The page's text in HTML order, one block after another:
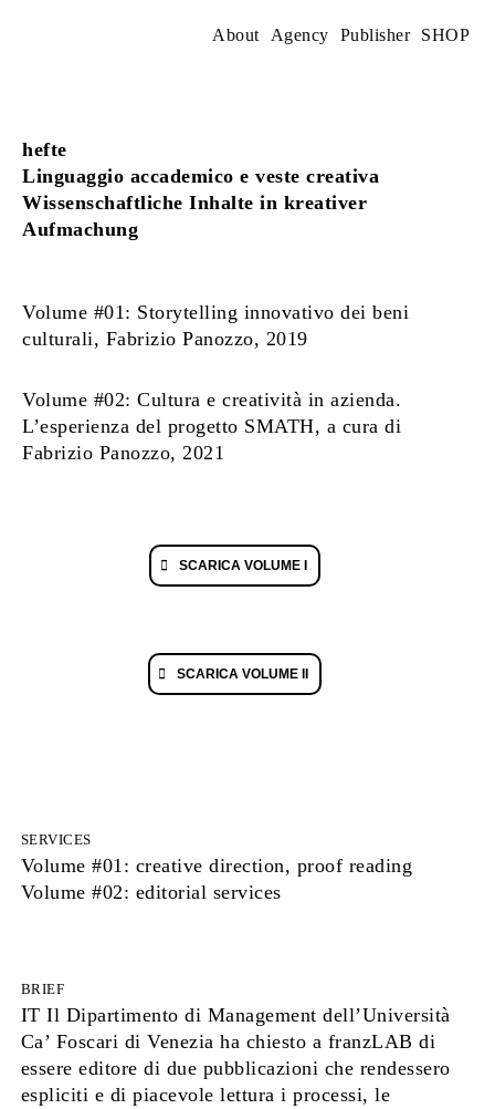
About Agency Publisher SHOP
hefte
Linguaggio accademico e veste creativa
Wissenschaftliche Inhalte in kreativer
Aufmachung
Volume #01: Storytelling innovativo dei beni
culturali, Fabrizio Panozzo, 2019
Volume #02: Cultura e creatività in azienda.
L’esperienza del progetto SMATH, a cura di
Fabrizio Panozzo, 2021
SCARICA VOLUME I
SCARICA VOLUME II
SERVICES
Volume #01: creative direction, proof reading
Volume #02: editorial services
BRIEF
IT Il Dipartimento di Management dell’Università
Ca’ Foscari di Venezia ha chiesto a franzLAB di
essere editore di due pubblicazioni che rendessero
espliciti e di piacevole lettura i processi, le